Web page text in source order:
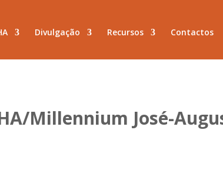
Divulgação Recursos Contactos
Millennium José-